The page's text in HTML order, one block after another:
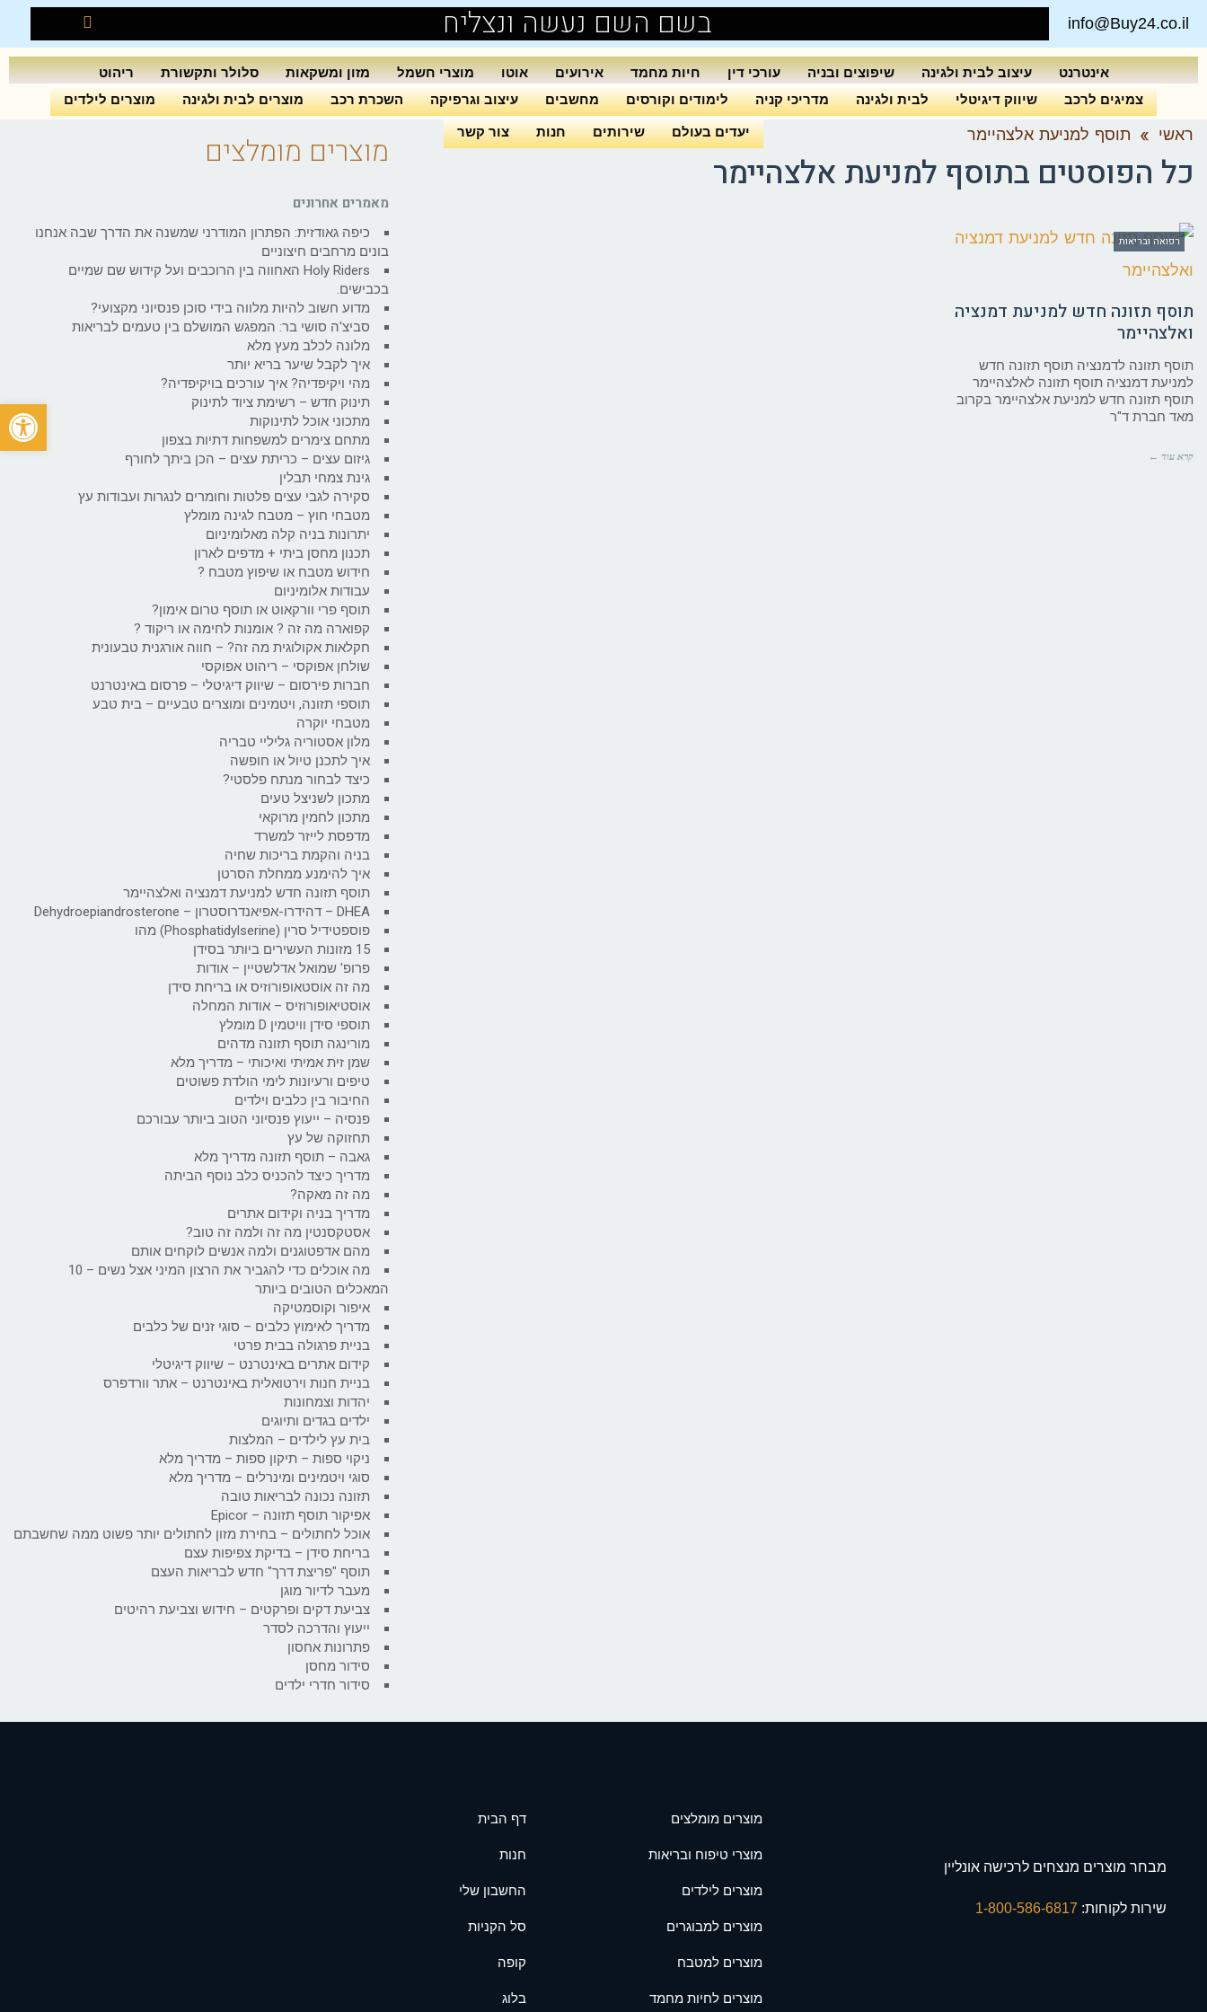
info@Buy24.co.il בשם השם נעשה ונצליח
אינטרנט עיצוב לבית ולגינה שיפוצים ובניה עורכי דין חיות מחמד אירועים אוטו מוצרי חשמל מזון ומשקאות סלולר ותקשורת
ריהוט
צמיגים לרכב
שיווק דיגיטלי לבית ולגינה מדריכי קניה לימודים וקורסים מחשבים עיצוב וגרפיקה השכרת רכב מוצרים לבית ולגינה מוצרים לילדים
יעדים בעולם שירותים חנות צור קשר ראשי » תוסף למניעת אלצהיימר
כל הפוסטים בתוסף למניעת אלצהיימר
רפואה ובריאות
תוסף תזונה חדש למניעת דמנציה
ואלצהיימר
תוסף תזונה לדמנציה תוסף תזונה חדש
למניעת דמנציה תוסף תזונה לאלצהיימר
תוסף תזונה חדש למניעת אלצהיימר בקרוב
מאד חברת ד"ר
קרא עוד ←
מוצרים מומלצים
מאמרים אחרונים
כיפה גאודזית: הפתרון המודרני שמשנה את הדרך שבה אנחנו
בונים מרחבים חיצוניים
Holy Riders האחווה בין הרוכבים ועל קידוש שם שמיים
בכבישים.
מדוע חשוב להיות מלווה בידי סוכן פנסיוני מקצועי?
סביצ'ה סושי בר: המפגש המושלם בין טעמים לבריאות
מלונה לכלב מעץ מלא
איך לקבל שיער בריא יותר
מהי ויקיפדיה? איך עורכים בויקיפדיה?
תינוק חדש – רשימת ציוד לתינוק
מתכוני אוכל לתינוקות
מתחם צימרים למשפחות דתיות בצפון
גיזום עצים – כריתת עצים – הכן ביתך לחורף
גינת צמחי תבלין
סקירה לגבי עצים פלטות וחומרים לנגרות ועבודות עץ
מטבחי חוץ – מטבח לגינה מומלץ
יתרונות בניה קלה מאלומיניום
תכנון מחסן ביתי + מדפים לארון
חידוש מטבח או שיפוץ מטבח ?
עבודות אלומיניום
תוסף פרי וורקאוט או תוסף טרום אימון?
קפוארה מה זה ? אומנות לחימה או ריקוד ?
חקלאות אקולוגית מה זה? – חווה אורגנית טבעונית
שולחן אפוקסי – ריהוט אפוקסי
חברות פירסום – שיווק דיגיטלי – פרסום באינטרנט
תוספי תזונה, ויטמינים ומוצרים טבעיים – בית טבע
מטבחי יוקרה
מלון אסטוריה גליליי טבריה
איך לתכנן טיול או חופשה
כיצד לבחור מנתח פלסטי?
מתכון לשניצל טעים
מתכון לחמין מרוקאי
מדפסת לייזר למשרד
בניה והקמת בריכות שחיה
איך להימנע ממחלת הסרטן
תוסף תזונה חדש למניעת דמנציה ואלצהיימר
DHEA – דהידרו-אפיאנדרוסטרון – Dehydroepiandrosterone
פוספטידיל סרין (Phosphatidylserine) מהו
15 מזונות העשירים ביותר בסידן
פרופ' שמואל אדלשטיין – אודות
מה זה אוסטאופורוזיס או בריחת סידן
אוסטיאופורוזיס – אודות המחלה
תוספי סידן וויטמין D מומלץ
מורינגה תוסף תזונה מדהים
שמן זית אמיתי ואיכותי – מדריך מלא
טיפים ורעיונות לימי הולדת פשוטים
החיבור בין כלבים וילדים
פנסיה – ייעוץ פנסיוני הטוב ביותר עבורכם
תחזוקה של עץ
גאבה – תוסף תזונה מדריך מלא
מדריך כיצד להכניס כלב נוסף הביתה
מה זה מאקה?
מדריך בניה וקידום אתרים
אסטקסנטין מה זה ולמה זה טוב?
מהם אדפטוגנים ולמה אנשים לוקחים אותם
מה אוכלים כדי להגביר את הרצון המיני אצל נשים – 10
המאכלים הטובים ביותר
איפור וקוסמטיקה
מדריך לאימוץ כלבים – סוגי זנים של כלבים
בניית פרגולה בבית פרטי
קידום אתרים באינטרנט – שיווק דיגיטלי
בניית חנות וירטואלית באינטרנט – אתר וורדפרס
יהדות וצמחונות
ילדים בגדים ותיוגים
בית עץ לילדים – המלצות
ניקוי ספות – תיקון ספות – מדריך מלא
סוגי ויטמינים ומינרלים – מדריך מלא
תזונה נכונה לבריאות טובה
אפיקור תוסף תזונה – Epicor
אוכל לחתולים – בחירת מזון לחתולים יותר פשוט ממה שחשבתם
בריחת סידן – בדיקת צפיפות עצם
תוסף "פריצת דרך" חדש לבריאות העצם
מעבר לדיור מוגן
צביעת דקים ופרקטים – חידוש וצביעת רהיטים
ייעוץ והדרכה לסדר
פתרונות אחסון
סידור מחסן
סידור חדרי ילדים
מבחר מוצרים מנצחים לרכישה אונליין
שירות לקוחות:
מוצרים מומלצים
מוצרי טיפוח ובריאות
מוצרים לילדים
מוצרים למבוגרים
מוצרים למטבח
מוצרים לחיות מחמד
דף הבית
חנות
החשבון שלי
סל הקניות
קופה
בלוג